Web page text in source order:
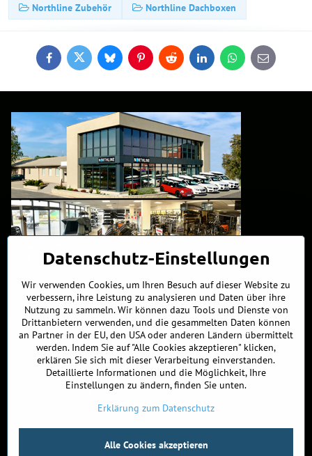
Northline Zubehör Northline Dachboxen
FacebookTwitterBlueskyPinterestReddit LinkedInWhatsApp
E-
mail
Kontakte
+421 902 255 255
ÖFFNUNGSZEITEN
MO, DIE, MITT, FREI9:00 - 17:00
© 2026Urheberrecht
Datenschutz-Einstellungen
Wir verwenden Cookies, um Ihren Besuch auf dieser Website zu
verbessern, ihre Leistung zu analysieren und Daten über ihre
Nutzung zu sammeln. Wir können dazu Tools und Dienste von
Drittanbietern verwenden, und die gesammelten Daten können
an Partner in der EU, den USA oder anderen Ländern übermittelt
werden. Indem Sie auf "Alle Cookies akzeptieren" klicken,
erklären Sie sich mit dieser Verarbeitung einverstanden.
Detaillierte Informationen und die Möglichkeit, Ihre
Einstellungen zu ändern, finden Sie unten.
Erklärung zum Datenschutz
Alle Cookies akzeptieren